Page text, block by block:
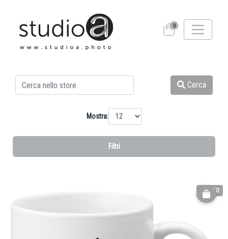
0
Cerca
€ 17.50
Mostra:
Filtri